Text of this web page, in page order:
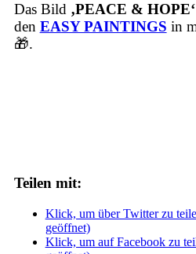
Das Bild ‚PEACE & HOPE‘
den EASY PAINTINGS in
🎁.
Teilen mit:
Klick, um über Twitter zu
geöffnet)
Klick, um auf Facebook zu